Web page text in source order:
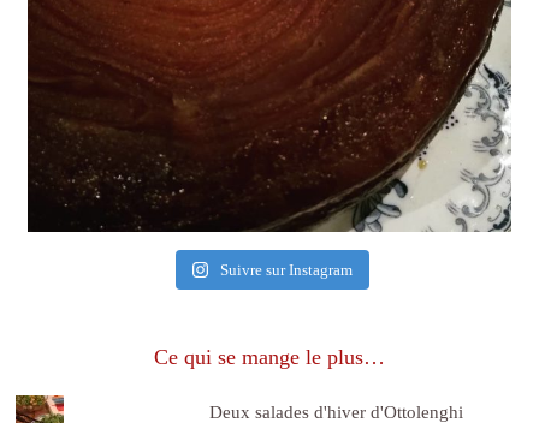
Suivre sur Instagram
Ce qui se mange le plus…
Deux salades d'hiver d'Ottolenghi